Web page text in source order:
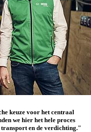
keuze voor het centraal
we hier het hele proces
en de verdichting."